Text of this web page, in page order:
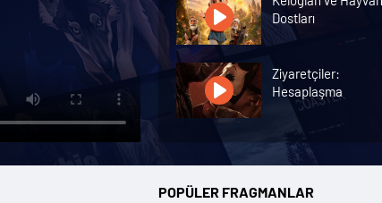
Dostları
Ziyaretçiler:
Hesaplaşma
Nasreddin Hoca:
Zaman Yolcusu 4
POPÜLER FRAGMANLAR